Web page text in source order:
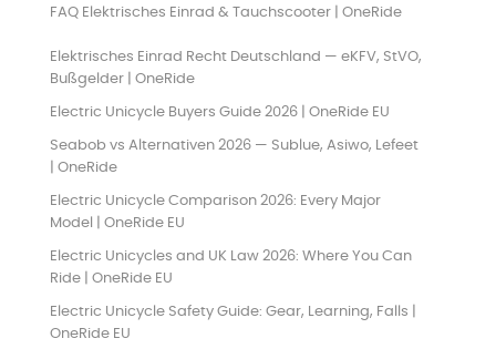
FAQ Elektrisches Einrad & Tauchscooter | OneRide
Elektrisches Einrad Recht Deutschland — eKFV, StVO,
Bußgelder | OneRide
Electric Unicycle Buyers Guide 2026 | OneRide EU
Seabob vs Alternativen 2026 — Sublue, Asiwo, Lefeet
| OneRide
Electric Unicycle Comparison 2026: Every Major
Model | OneRide EU
Electric Unicycles and UK Law 2026: Where You Can
Ride | OneRide EU
Electric Unicycle Safety Guide: Gear, Learning, Falls |
OneRide EU